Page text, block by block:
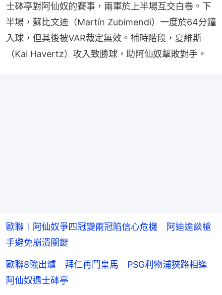
士砵亭對阿仙奴的賽事，兩軍於上半場互交白卷。下
半場，蘇比文迪（Martín Zubimendi）一度於64分鐘
入球，但其後被VAR裁定無效。補時階段，夏維斯
（Kai Havertz）攻入致勝球，助阿仙奴擊敗對手。
歐聯︱阿仙奴爭四冠變兩冠陷信心危機 阿迪達談槍
手避免崩潰關鍵
歐聯8強出爐 拜仁再鬥皇馬 PSG利物浦狹路相逢
阿仙奴遇士砵亭